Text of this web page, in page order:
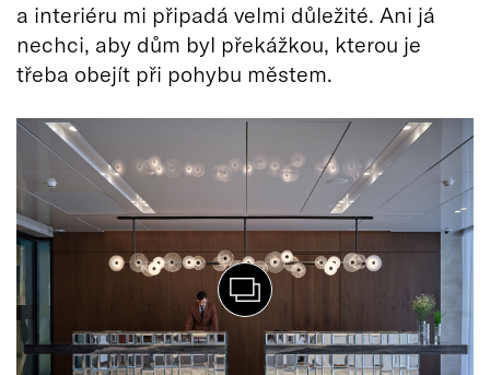
a interiéru mi připadá velmi důležité. Ani já
nechci, aby dům byl překážkou, kterou je
třeba obejít při pohybu městem.